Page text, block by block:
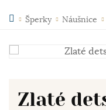
Šperky Náušnice
Zlaté